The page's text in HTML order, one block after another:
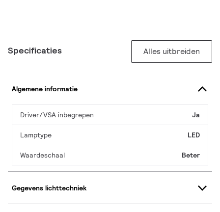
Specificaties Alles uitbreiden
Algemene informatie
Driver/VSA inbegrepen Ja
Lamptype LED
Waardeschaal Beter
Gegevens lichttechniek